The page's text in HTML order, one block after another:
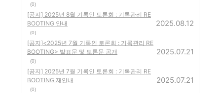
(0)
[공지] 2025년 8월 기록인 토론회 : 기록관리 RE
BOOTING 안내
(0)
2025.08.12
[공지]<2025년 7월 기록인 토론회 : 기록관리 RE
BOOTING> 발표문 및 토론문 공개
(0)
2025.07.21
[공지] 2025년 7월 기록인 토론회 : 기록관리 RE
BOOTING 재안내
(0)
2025.07.21